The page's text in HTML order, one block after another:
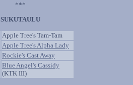
***
SUKUTAULU
Apple Tree's Tam-Tam
Apple Tree's Alpha Lady
Rockie's Cast Away
Blue Angel's Cassidy
(KTK III)